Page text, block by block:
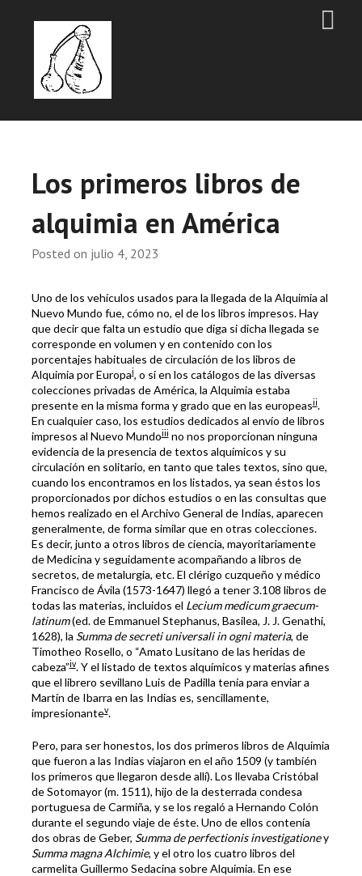
Los primeros libros de
alquimia en América
Posted on julio 4, 2023
Uno de los vehículos usados para la llegada de la Alquimia al
Nuevo Mundo fue, cómo no, el de los libros impresos. Hay
que decir que falta un estudio que diga si dicha llegada se
corresponde en volumen y en contenido con los
porcentajes habituales de circulación de los libros de
Alquimia por Europai, o si en los catálogos de las diversas
colecciones privadas de América, la Alquimia estaba
presente en la misma forma y grado que en las europeasii.
En cualquier caso, los estudios dedicados al envío de libros
impresos al Nuevo Mundoiiino nos proporcionan ninguna
evidencia de la presencia de textos alquímicos y su
circulación en solitario, en tanto que tales textos, sino que,
cuando los encontramos en los listados, ya sean éstos los
proporcionados por dichos estudios o en las consultas que
hemos realizado en el Archivo General de Indias, aparecen
generalmente, de forma similar que en otras colecciones.
Es decir, junto a otros libros de ciencia, mayoritariamente
de Medicina y seguidamente acompañando a libros de
secretos, de metalurgia, etc. El clérigo cuzqueño y médico
Francisco de Ávila (1573-1647) llegó a tener 3.108 libros de
todas las materias, incluidos el Lecium medicum graecum-
latinum(ed. de Emmanuel Stephanus, Basilea, J. J. Genathi,
1628), la Summa de secreti universali in ogni materia, de
Timotheo Rosello, o “Amato Lusitano de las heridas de
cabeza”iv. Y el listado de textos alquímicos y materias afines
que el librero sevillano Luis de Padilla tenía para enviar a
Martín de Ibarra en las Indias es, sencillamente,
impresionantev.
Pero, para ser honestos, los dos primeros libros de Alquimia
que fueron a las Indias viajaron en el año 1509 (y también
los primeros que llegaron desde allí). Los llevaba Cristóbal
de Sotomayor (m. 1511), hijo de la desterrada condesa
portuguesa de Carmiña, y se los regaló a Hernando Colón
durante el segundo viaje de éste. Uno de ellos contenía
dos obras de Geber, Summa de perfectionis investigationey
Summa magna Alchimie, y el otro los cuatro libros del
carmelita Guillermo Sedacina sobre Alquimia. En ese